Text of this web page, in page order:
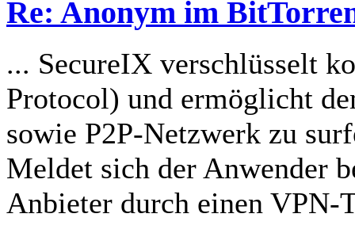
Re: Anonym im
... SecureIX verschlüsselt
Protocol) und ermöglicht
sowie P2P-Netzwerk zu
Meldet sich der Anwender
Anbieter durch einen